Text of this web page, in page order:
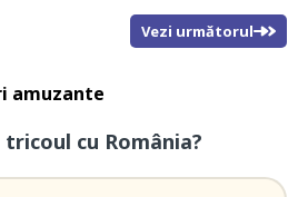
Vezi următorul
amuzante
cu România?